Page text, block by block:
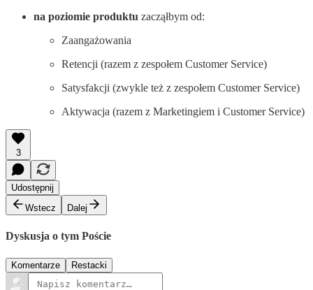
na poziomie produktu zacząłbym od:
Zaangażowania
Retencji (razem z zespołem Customer Service)
Satysfakcji (zwykle też z zespołem Customer Service)
Aktywacja (razem z Marketingiem i Customer Service)
3
Udostępnij
Wstecz
Dalej
Dyskusja o tym Poście
Komentarze Restacki